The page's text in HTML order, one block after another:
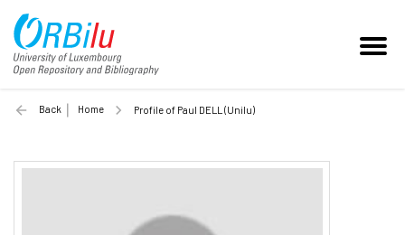
Back Home Profile of Paul DELL (Unilu)